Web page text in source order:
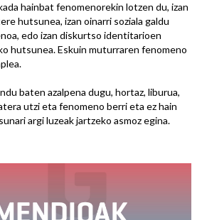
hainbat fenomenorekin lotzen du, izan
hutsunea, izan oinarri soziala galdu
edo izan diskurtso identitarioen
hutsunea. Eskuin muturraren fenomeno
baten azalpena dugu, hortaz, liburua,
utzi eta fenomeno berri eta ez hain
argi luzeak jartzeko asmoz egina.